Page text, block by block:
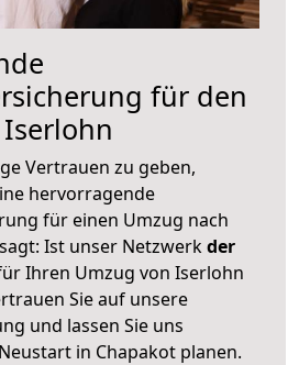
für den
Vertrauen zu geben,
hervorragende
für einen Umzug nach
Ist unser Netzwerkder
Ihren Umzug von Iserlohn
Sie auf unsere
und lassen Sie uns
in Chapakot planen.